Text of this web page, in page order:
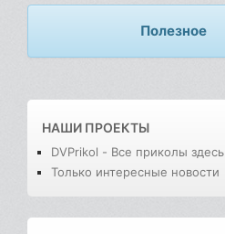
Полезное
НАШИ ПРОЕКТЫ
DVPrikol - Все приколы здесь
Только интересные новости